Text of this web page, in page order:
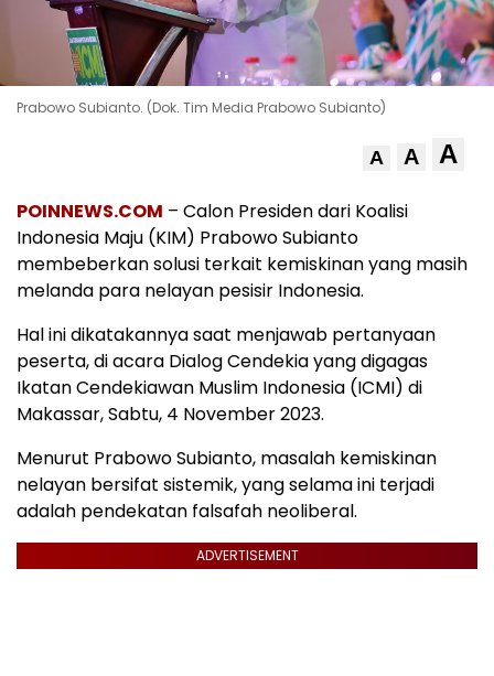
Prabowo Subianto. (Dok. Tim Media Prabowo Subianto)
A A A
POINNEWS.COM – Calon Presiden dari Koalisi
Indonesia Maju (KIM) Prabowo Subianto
membeberkan solusi terkait kemiskinan yang masih
melanda para nelayan pesisir Indonesia.
Hal ini dikatakannya saat menjawab pertanyaan
peserta, di acara Dialog Cendekia yang digagas
Ikatan Cendekiawan Muslim Indonesia (ICMI) di
Makassar, Sabtu, 4 November 2023.
Menurut Prabowo Subianto, masalah kemiskinan
nelayan bersifat sistemik, yang selama ini terjadi
adalah pendekatan falsafah neoliberal.
ADVERTISEMENT